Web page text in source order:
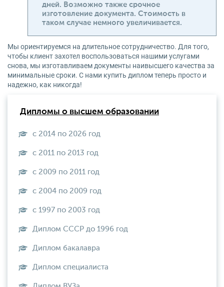
дней. Возможно также срочное
изготовление документа. Стоимость в
таком случае немного увеличивается.
Мы ориентируемся на длительное сотрудничество. Для того,
чтобы клиент захотел воспользоваться нашими услугами
снова, мы изготавливаем документы наивысшего качества за
минимальные сроки. С нами купить диплом теперь просто и
надежно, как никогда!
Дипломы о высшем образовании
с 2014 по 2026 год
с 2011 по 2013 год
с 2009 по 2011 год
с 2004 по 2009 год
с 1997 по 2003 год
Диплом СССР до 1996 год
Диплом бакалавра
Диплом специалиста